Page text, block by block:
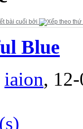
bài cuối bởi
Blue
iaion,